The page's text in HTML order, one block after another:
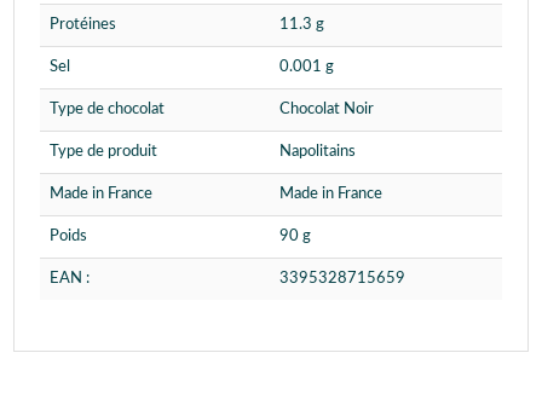
Protéines 11.3 g
Sel 0.001 g
Type de chocolat Chocolat Noir
Type de produit Napolitains
Made in France Made in France
Poids 90 g
EAN : 3395328715659